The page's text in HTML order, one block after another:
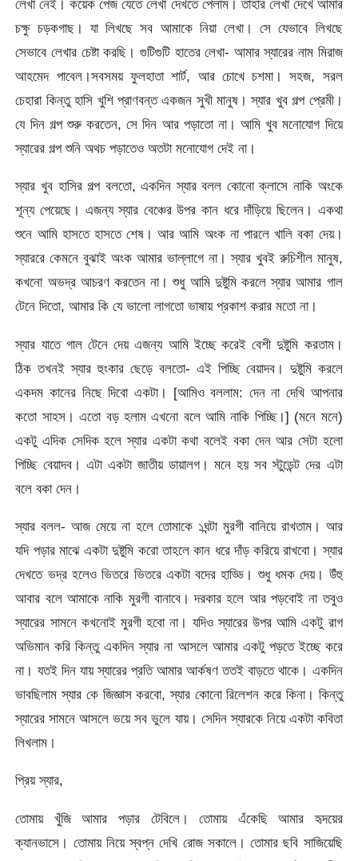
লেখা নেই। কয়েক পেজ যেতে লেখা দেখতে পেলাম। তাহার লেখা দেখে আমার
চক্ষু চড়কগাছ। যা লিখছে সব আমাকে নিয়া লেখা। সে যেভাবে লিখছে
সেভাবে লেখার চেষ্টা করছি। গুটিগুটি হাতের লেখা- আমার স্যারের নাম মিরাজ
আহমেদ পাবেল।সবসময় ফুলহাতা শার্ট, আর চোখে চশমা। সহজ, সরল
চেহারা কিন্তু হাসি খুশি প্রাণবন্ত একজন সুখী মানুষ। স্যার খুব গল্প প্রেমী।
যে দিন গল্প শুরু করতেন, সে দিন আর পড়াতো না। আমি খুব মনোযোগ দিয়ে
স্যারের গল্প শুনি অথচ পড়াতেও অতটা মনোযোগ দেই না।
স্যার খুব হাসির গল্প বলতো, একদিন স্যার বলল কোনো ক্লাসে নাকি অংকে
শূন্য পেয়েছে। এজন্য স্যার বেঞ্চের উপর কান ধরে দাঁড়িয়ে ছিলেন। একথা
শুনে আমি হাসতে হাসতে শেষ। আর আমি অংক না পারলে খালি বকা দেয়।
স্যাররে কেমনে বুঝাই অংক আমার ভাল্লাগে না। স্যার খুবই রুচিশীল মানুষ,
কখনো অভদ্র আচরণ করতেন না। শুধু আমি দুষ্টুমি করলে স্যার আমার গাল
টেনে দিতো, আমার কি যে ভালো লাগতো ভাষায় প্রকাশ করার মতো না।
স্যার যাতে গাল টেনে দেয় এজন্য আমি ইচ্ছে করেই বেশী দুষ্টুমি করতাম।
ঠিক তখনই স্যার হুংকার ছেড়ে বলতো- এই পিচ্ছি বেয়াদব। দুষ্টুমি করলে
একদম কানের নিছে দিবো একটা। [আমিও বললাম: দেন না দেখি আপনার
কতো সাহস। এতো বড় হলাম এখনো বলে আমি নাকি পিচ্ছি।] (মনে মনে)
একটু এদিক সেদিক হলে স্যার একটা কথা বলেই বকা দেন আর সেটা হলো
পিচ্ছি বেয়াদব। এটা একটা জাতীয় ডায়ালগ। মনে হয় সব স্টুডেন্ট দের এটা
বলে বকা দেন।
স্যার বলল- আজ মেয়ে না হলে তোমাকে ১ঘন্টা মুরগী বানিয়ে রাখতাম। আর
যদি পড়ার মাঝে একটা দুষ্টুমি করো তাহলে কান ধরে দাঁড় করিয়ে রাখবো। স্যার
দেখতে ভদ্র হলেও ভিতরে ভিতরে একটা বদের হাড্ডি। শুধু ধমক দেয়। উঁহু
আবার বলে আমাকে নাকি মুরগী বানাবে। দরকার হলে আর পড়বোই না তবুও
স্যারের সামনে কখনোই মুরগী হবো না। যদিও স্যারের উপর আমি একটু রাগ
অভিমান করি কিন্তু একদিন স্যার না আসলে আমার একটু পড়তে ইচ্ছে করে
না। যতই দিন যায় স্যারের প্রতি আমার আর্কষণ ততই বাড়তে থাকে। একদিন
ভাবছিলাম স্যার কে জিজ্ঞাস করবো, স্যার কোনো রিলেশন করে কিনা। কিন্তু
স্যারের সামনে আসলে ভয়ে সব ভুলে যায়। সেদিন স্যারকে নিয়ে একটা কবিতা
লিখলাম।
প্রিয় স্যার,
তোমায় খুঁজি আমার পড়ার টেবিলে। তোমায় এঁকেছি আমার হৃদয়ের
ক্যানভাসে। তোমায় নিয়ে স্বপ্ন দেখি রোজ সকালে। তোমার ছবি সাজিয়েছি